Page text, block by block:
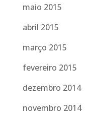
maio 2015
abril 2015
março 2015
fevereiro 2015
dezembro 2014
novembro 2014